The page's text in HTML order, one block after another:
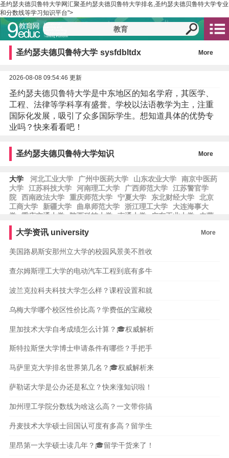
圣约瑟夫德贝鲁特大学网汇聚圣约瑟夫德贝鲁特大学排名,圣约瑟夫德贝鲁特大学专业
和分数线等学习知识平台">
圣约瑟夫德贝鲁特大学 sysfdbltdx More
2026-08-08 09:54:46 更新
圣约瑟夫德贝鲁特大学是中东地区的知名学府，其医学、
工程、法律等学科享有盛誉。学校以法语教学为主，注重
国际化发展，吸引了众多国际学生。想知道具体的优势专
业吗？快来看看吧！
圣约瑟夫德贝鲁特大学知识 More
大学 河北工业大学 广州中医药大学 山东农业大学
南京中医药
大学
江苏科技大学 河南理工大学 广西师范大学
江苏警官学
院
西南政法大学 重庆师范大学 宁夏大学 东北财经大学
北京
工商大学
新疆大学 曲阜师范大学 浙江理工大学
大连海事大
学
重庆交通大学 陕西科技大学 南通大学 广东工业大学
内蒙
古大学
西安科技大学
武汉科技大学
大学资讯 university More
美国路易斯安那州立大学的校园风景美不胜收
查尔姆斯理工大学的电动汽车工程到底有多牛
波兰克拉科夫科技大学怎么样？课程设置和就
乌梅大学哪个校区性价比高？学费低的宝藏校
里加技术大学自考成绩怎么计算？🎓权威解析
斯特拉斯堡大学博士申请条件有哪些？手把手
马萨里克大学排名世界第几名？🎓权威解析来
萨勒诺大学是公办还是私立？快来涨知识啦！
加州理工学院分数线为啥这么高？一文带你搞
丹麦技术大学硕士回国认可度有多高？留学生
里昂第一大学硕士读几年？🎓留学干货来了！